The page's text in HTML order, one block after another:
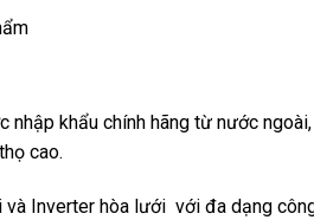
nhập khẩu chính hãng từ nước
cao.
Inverter hòa lưới với đa dạng